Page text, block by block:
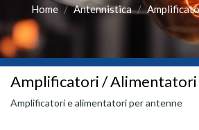
Home Antennistica
Amplificatori / Alimentatori
Amplificatori e alimentatori per antenne